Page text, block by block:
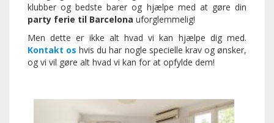
klubber og bedste barer og hjælpe med at gøre din
party ferie til Barcelona uforglemmelig!
Men dette er ikke alt hvad vi kan hjælpe dig med.
Kontakt os hvis du har nogle specielle krav og ønsker,
og vi vil gøre alt hvad vi kan for at opfylde dem!